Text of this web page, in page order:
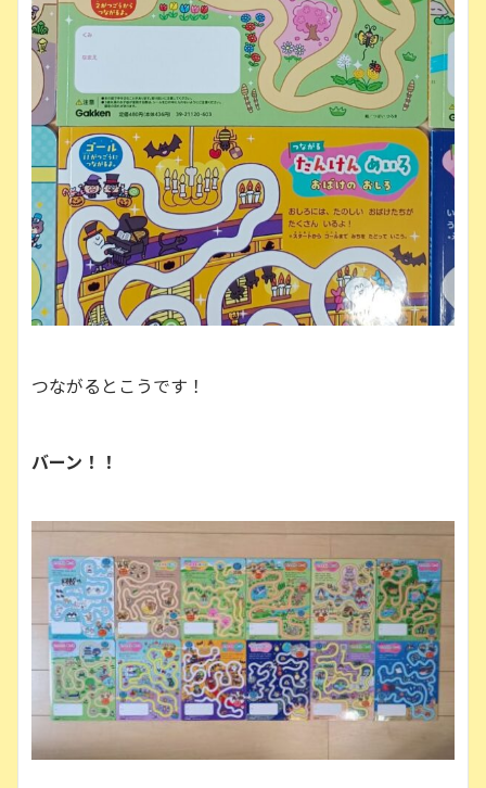
つながるとこうです！
バーン！！